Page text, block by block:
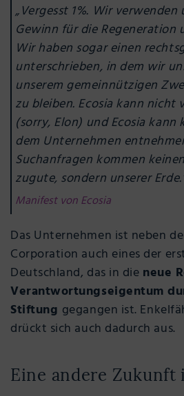
„Vergesst 1%. Wir
Gewinn für die Regeneration
Wir haben sogar einen
unterschrieben, in dem wir
unserem gemeinnützigen
zu bleiben. Ecosia kann
(sorry, Elon) und Ecosia kann
dem Unternehmen
Suchanfragen kommen
zugute, sondern unserer
Manifest von Ecosia
Das Unternehmen ist neben
Corporation auch eines der
Deutschland, das in die neue
Verantwortungseigentum
Stiftung gegangen ist.
drückt sich auch dadurch aus.
Eine andere Zukunft